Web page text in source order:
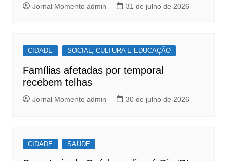
Jornal Momento admin 31 de julho de 2026
CIDADE SOCIAL, CULTURA E EDUCAÇÃO
Famílias afetadas por temporal
recebem telhas
Jornal Momento admin 30 de julho de 2026
CIDADE SAÚDE